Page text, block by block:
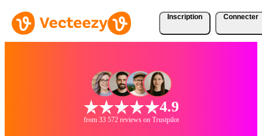
Inscription Connecter
4.9
from 33 572 reviews on Trustpilot